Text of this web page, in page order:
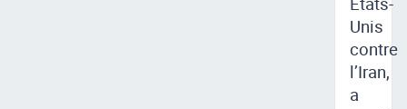
Unis
contre
l’Iran,
a